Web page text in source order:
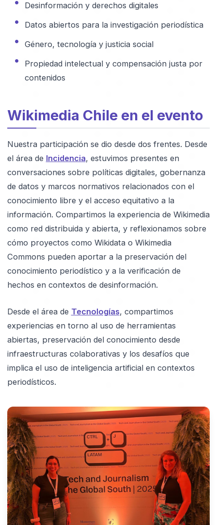
Desinformación y derechos digitales
Datos abiertos para la investigación periodística
Género, tecnología y justicia social
Propiedad intelectual y compensación justa por
contenidos
Wikimedia Chile en el evento
Nuestra participación se dio desde dos frentes. Desde
el área de Incidencia, estuvimos presentes en
conversaciones sobre políticas digitales, gobernanza
de datos y marcos normativos relacionados con el
conocimiento libre y el acceso equitativo a la
información. Compartimos la experiencia de Wikimedia
como red distribuida y abierta, y reflexionamos sobre
cómo proyectos como Wikidata o Wikimedia
Commons pueden aportar a la preservación del
conocimiento periodístico y a la verificación de
hechos en contextos de desinformación.
Desde el área de Tecnologías, compartimos
experiencias en torno al uso de herramientas
abiertas, preservación del conocimiento desde
infraestructuras colaborativas y los desafíos que
implica el uso de inteligencia artificial en contextos
periodísticos.